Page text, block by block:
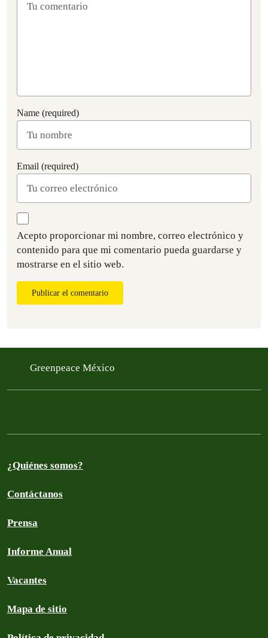
Name (required)
Email (required)
Acepto proporcionar mi nombre, correo electrónico y
contenido para que mi comentario pueda guardarse y
mostrarse en el sitio web.
Publicar el comentario
Greenpeace México
¿Quiénes somos?
Contáctanos
Prensa
Informe Anual
Vacantes
Mapa de sitio